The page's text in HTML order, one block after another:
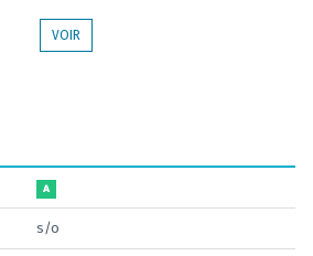
VOIR
A
s/o